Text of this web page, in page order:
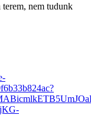
nem tudunk